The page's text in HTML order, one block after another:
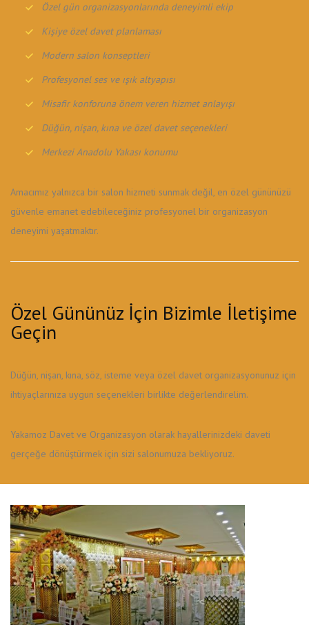
Özel gün organizasyonlarında deneyimli ekip
Kişiye özel davet planlaması
Modern salon konseptleri
Profesyonel ses ve ışık altyapısı
Misafir konforuna önem veren hizmet anlayışı
Düğün, nişan, kına ve özel davet seçenekleri
Merkezi Anadolu Yakası konumu
Amacımız yalnızca bir salon hizmeti sunmak değil, en özel gününüzü
güvenle emanet edebileceğiniz profesyonel bir organizasyon
deneyimi yaşatmaktır.
Özel Gününüz İçin Bizimle İletişime
Geçin
Düğün, nişan, kına, söz, isteme veya özel davet organizasyonunuz için
ihtiyaçlarınıza uygun seçenekleri birlikte değerlendirelim.
Yakamoz Davet ve Organizasyon olarak hayallerinizdeki daveti
gerçeğe dönüştürmek için sizi salonumuza bekliyoruz.